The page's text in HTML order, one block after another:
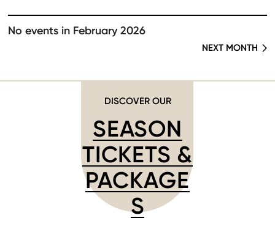
No events in February 2026
NEXT MONTH
DISCOVER OUR
SEASON
TICKETS &
PACKAGE
S